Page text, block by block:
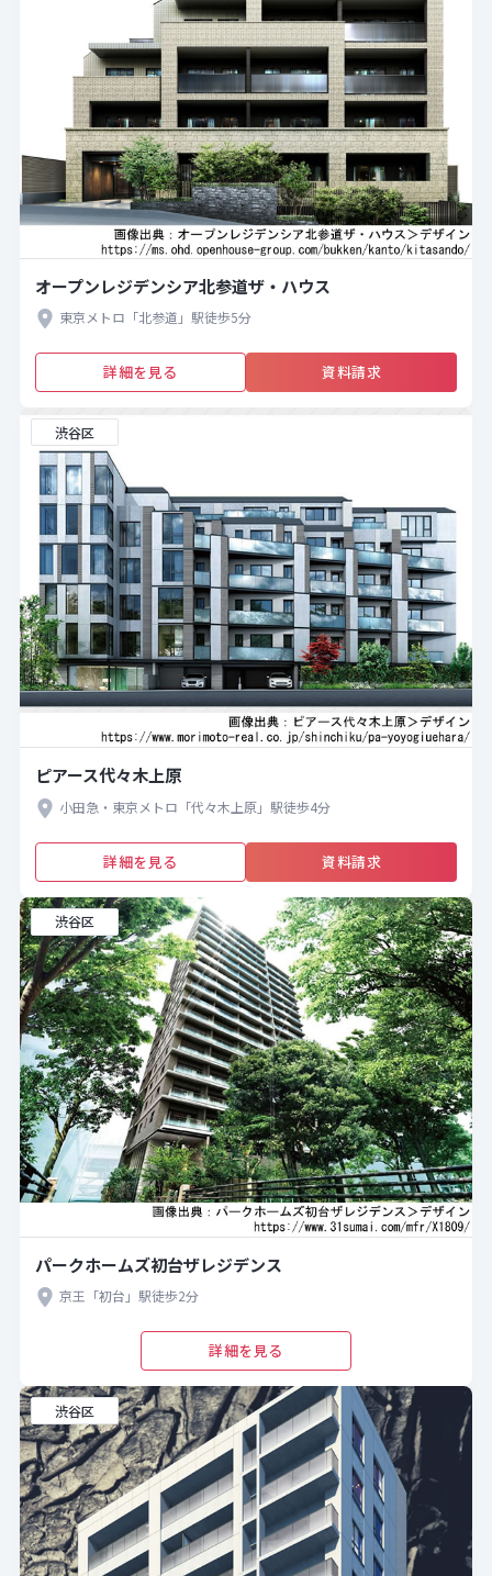
オープンレジデンシア北参道ザ・ハウス
東京メトロ「北参道」駅徒歩5分
詳細を見る 資料請求
渋谷区
ピアース代々木上原
小田急・東京メトロ「代々木上原」駅徒歩4分
詳細を見る 資料請求
渋谷区
パークホームズ初台ザレジデンス
京王「初台」駅徒歩2分
詳細を見る
渋谷区